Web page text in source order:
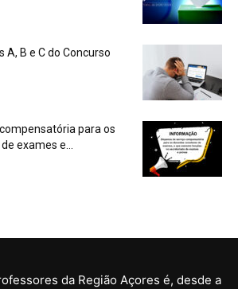
A, B e C do Concurso
para os
exames e...
da Região Açores é, desde a